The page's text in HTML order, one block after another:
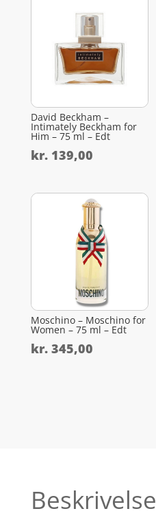
David Beckham –
Intimately Beckham for
Him – 75 ml – Edt
kr.139,00
Moschino – Moschino for
Women – 75 ml – Edt
kr.345,00
Beskrivelse